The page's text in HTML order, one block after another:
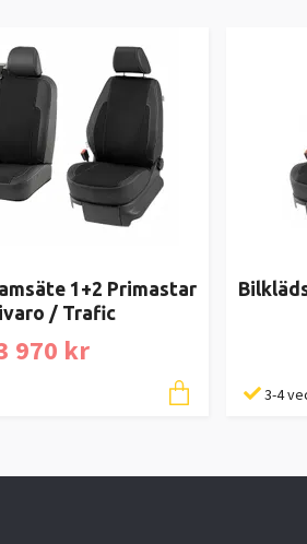
1+2 Primastar
/ Trafic
970 kr
3-4